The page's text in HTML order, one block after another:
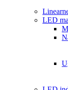
LED